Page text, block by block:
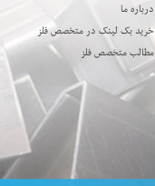
درباره ما
خرید بک لینک در متخصص فلز
مطالب متخصص فلز